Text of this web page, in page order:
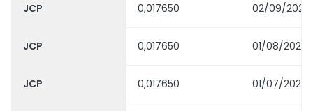
JCP 0,017650 02/09/2024
JCP 0,017650 01/08/2024
JCP 0,017650 01/07/2024